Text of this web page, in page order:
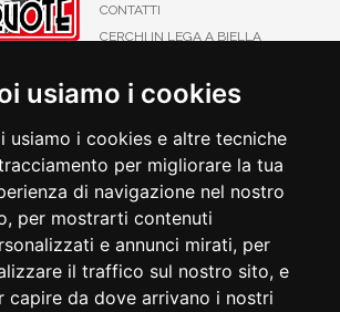
usiamo i cookies
usiamo i cookies e altre tecniche
per migliorare la tua
di navigazione nel nostro
per mostrarti contenuti
e annunci mirati, per
il traffico sul nostro sito, e
capire da dove arrivano i nostri
70
(BI)
CONTATTI
CERCHI IN LEGA A BIELLA
CATALOGO CERCHI IN LEGA
TERMINI DI RICERCA
DA